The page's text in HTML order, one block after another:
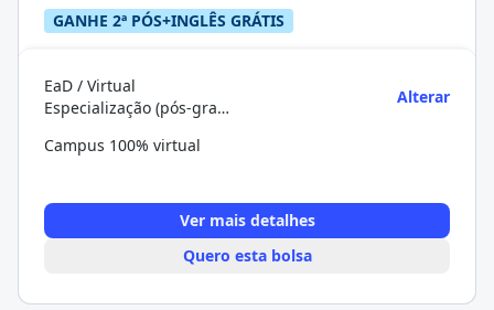
GANHE 2ª PÓS+INGLÊS GRÁTIS
EaD / Virtual
Especialização (pós-graduação)
Alterar
Campus 100% virtual
Ver mais detalhes
Quero esta bolsa